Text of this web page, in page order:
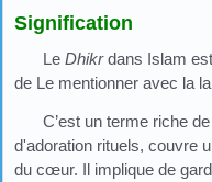
Signification
Le Dhikrdans Islam
de Le mentionner avec la
C’est un terme riche
d'adoration rituels, couvre
du cœur. Il implique de